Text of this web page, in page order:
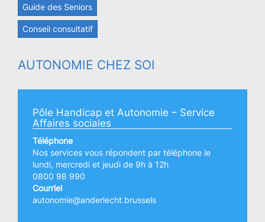
Guide des Seniors
Conseil consultatif
AUTONOMIE CHEZ SOI
Pôle Handicap et Autonomie – Service
Affaires sociales
Téléphone
Nos services vous répondent par téléphone le
lundi, mercredi et jeudi de 9h à 12h
0800 98 990
Courriel
autonomie@anderlecht.brussels